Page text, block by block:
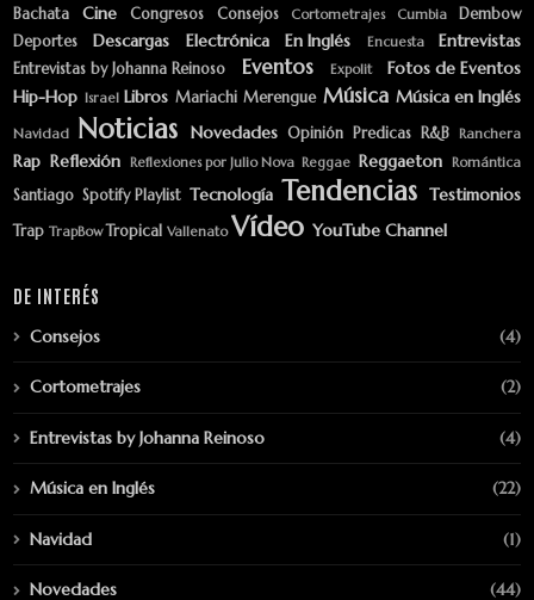
Bachata Cine Congresos Consejos Cortometrajes Cumbia
Dembow
Deportes
Descargas Electrónica En Inglés Encuesta Entrevistas
Entrevistas by Johanna Reinoso Eventos Expolit
Fotos de Eventos
Hip-Hop Israel Libros Mariachi Merengue Música Música en Inglés
Navidad Noticias Novedades Opinión Predicas R&B Ranchera
Rap Reflexión Reflexiones por Julio Nova Reggae Reggaeton Romántica
Santiago Spotify Playlist Tecnología Tendencias Testimonios
Trap TrapBow Tropical Vallenato Vídeo YouTube Channel
DE INTERÉS
Consejos (4)
Cortometrajes (2)
Entrevistas by Johanna Reinoso (4)
Música en Inglés (22)
Navidad (1)
Novedades (44)